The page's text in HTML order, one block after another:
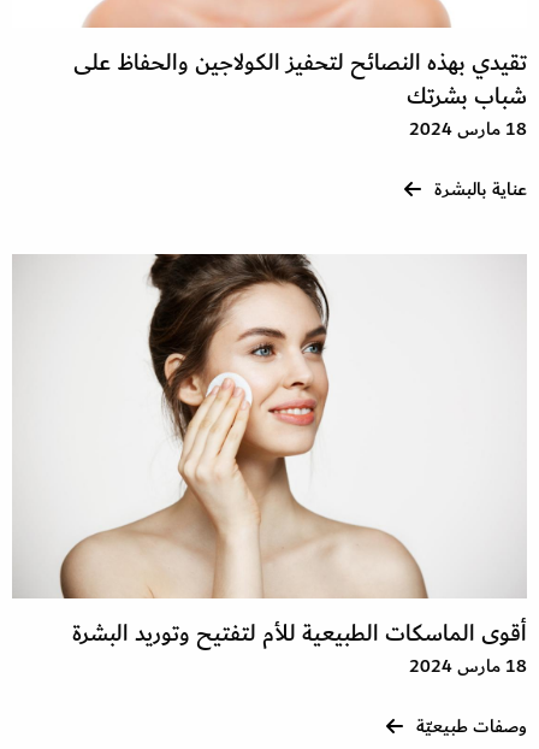
تقيدي بهذه النصائح لتحفيز الكولاجين والحفاظ على
شباب بشرتك
18 مارس 2024
عناية بالبشرة
أقوى الماسكات الطبيعية للأم لتفتيح وتوريد البشرة
18 مارس 2024
وصفات طبيعيّة